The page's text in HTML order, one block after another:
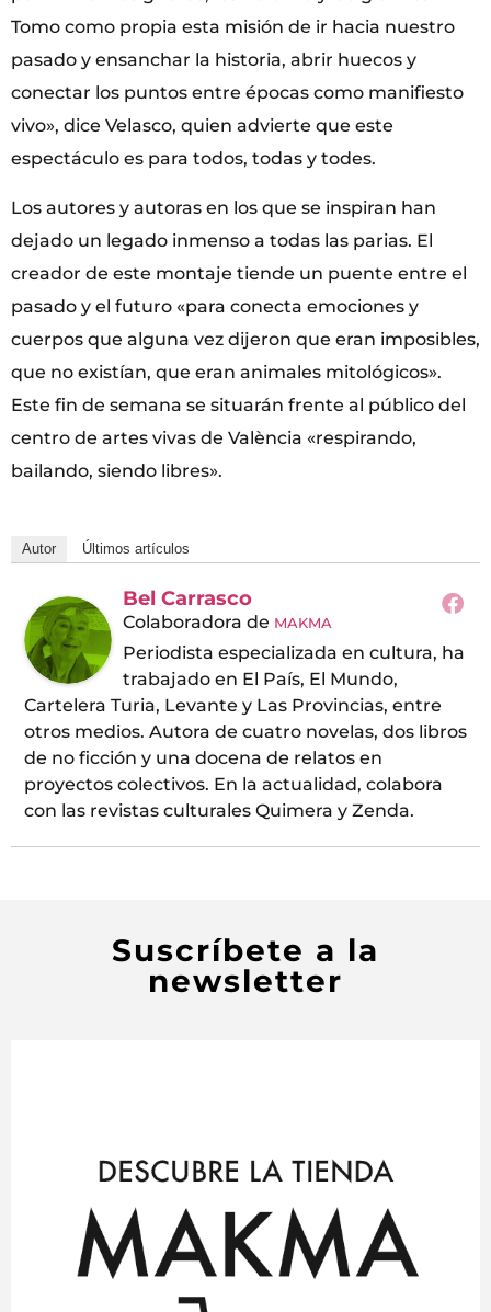
Tomo como propia esta misión de ir hacia nuestro
pasado y ensanchar la historia, abrir huecos y
conectar los puntos entre épocas como manifiesto
vivo», dice Velasco, quien advierte que este
espectáculo es para todos, todas y todes.
Los autores y autoras en los que se inspiran han
dejado un legado inmenso a todas las parias. El
creador de este montaje tiende un puente entre el
pasado y el futuro «para conecta emociones y
cuerpos que alguna vez dijeron que eran imposibles,
que no existían, que eran animales mitológicos».
Este fin de semana se situarán frente al público del
centro de artes vivas de València «respirando,
bailando, siendo libres».
Autor Últimos artículos
Bel Carrasco
Colaboradora de MAKMA
Periodista especializada en cultura, ha
trabajado en El País, El Mundo,
Cartelera Turia, Levante y Las Provincias, entre
otros medios. Autora de cuatro novelas, dos libros
de no ficción y una docena de relatos en
proyectos colectivos. En la actualidad, colabora
con las revistas culturales Quimera y Zenda.
Suscríbete a la
newsletter